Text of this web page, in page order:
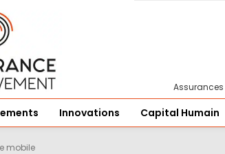
Innovations Capital Humain
mobile